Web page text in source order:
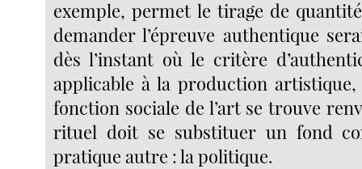
exemple, permet le tirage de
demander l’épreuve authentique
dès l’instant où le critère
applicable à la production artistique,
fonction sociale de l’art se trouve
rituel doit se substituer un fond
pratique autre : la politique.